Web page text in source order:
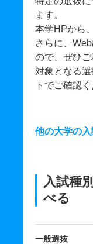
ます。
本学HPから
さらに、
ので、ぜひご
対象となる
トでご確認く
他の大学の
入試種
べる
一般選抜